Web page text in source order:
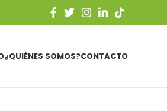
¿QUIÉNES SOMOS?CONTACTO